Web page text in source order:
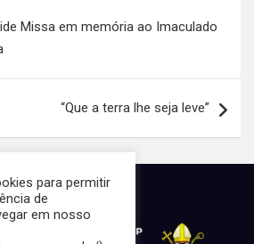
Missa em memória ao Imaculado
“Que a terra lhe seja leve”
para permitir
de
em nosso